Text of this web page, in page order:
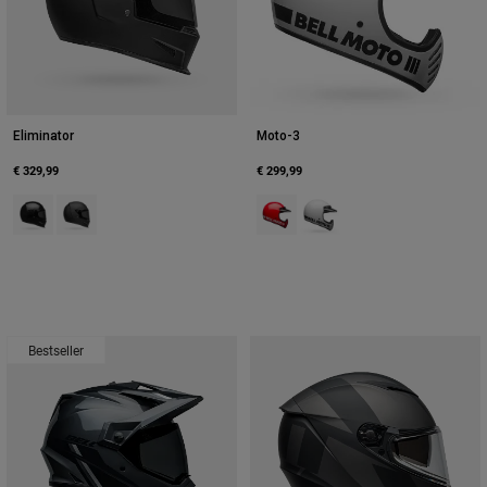
Eliminator
€ 329,99
Product swatch type of Schwarz.
Product swatch type of Mattes Schwarz.
Moto-3
€ 299,99
Product swatch type of Rot.
Product swatch type of
Bestseller